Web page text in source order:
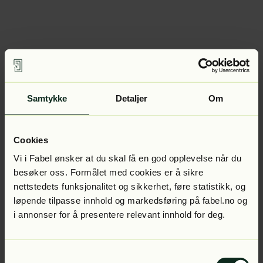
Samtykke Detaljer Om
Cookies
Vi i Fabel ønsker at du skal få en god opplevelse når du
besøker oss. Formålet med cookies er å sikre
nettstedets funksjonalitet og sikkerhet, føre statistikk, og
løpende tilpasse innhold og markedsføring på fabel.no og
i annonser for å presentere relevant innhold for deg.